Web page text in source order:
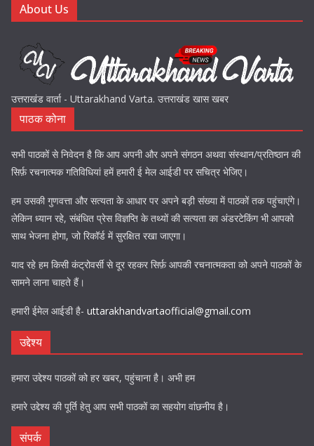
About Us
उत्तराखंड वार्ता - Uttarakhand Varta. उत्तराखंड खास खबर
पाठक कोना
सभी पाठकों से निवेदन है कि आप अपनी और अपने संगठन अथवा संस्थान/प्रतिष्ठान की
सिर्फ़ रचनात्मक गतिविधियां हमें हमारी ई मेल आईडी पर सचित्र भेजिए।
हम उसकी गुणवत्ता और सत्यता के आधार पर अपने बड़ी संख्या में पाठकों तक पहुंचाएंगे।
लेकिन ध्यान रहे, संबंधित प्रेस विज्ञप्ति के तथ्यों की सत्यता का अंडरटेकिंग भी आपको
साथ भेजना होगा, जो रिकॉर्ड में सुरक्षित रखा जाएगा।
याद रहे हम किसी कंट्रोवर्सी से दूर रहकर सिर्फ़ आपकी रचनात्मकता को अपने पाठकों के
सामने लाना चाहते हैं।
हमारी ईमेल आईडी है- uttarakhandvartaofficial@gmail.com
उद्देश्य
हमारा उद्देश्य पाठकों को हर खबर, पहुंचाना है। अभी हम
हमारे उद्देश्य की पूर्ति हेतु आप सभी पाठकों का सहयोग वांछनीय है।
संपर्क